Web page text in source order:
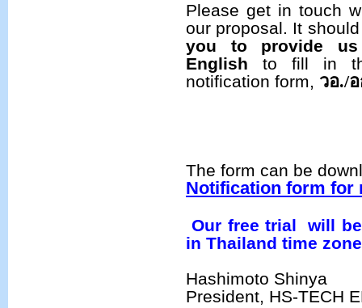
Please get in touch
our proposal. It
you to provide
English to fill in
notification form, วอ./
The form can be
Notification form for
Our free trial will
in Thailand time
Hashimoto Shinya
President, HS-TECH